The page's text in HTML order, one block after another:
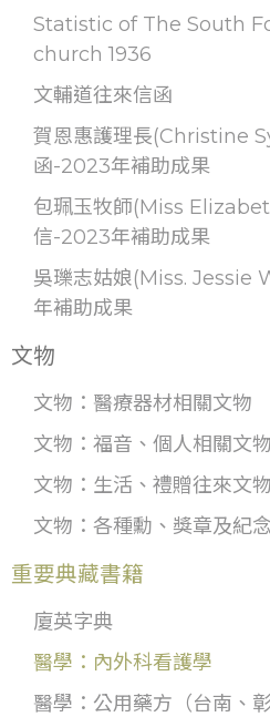
Statistic of The South
church 1936
文輔道往來信函
賀恩惠護理長(Christine
函-2023年補助成果
包珮玉牧師(Miss
信-2023年補助成果
吳瓅志姑娘(Miss. Jessie
年補助成果
文物
文物：醫療器材相關文物
文物：福音、個人相關文物
文物：生活、禮贈往來文物
文物：各種勳、獎章及紀
重要典藏書籍
廈英字典
醫學：內外科看護學
醫學：公用藥方（台南、